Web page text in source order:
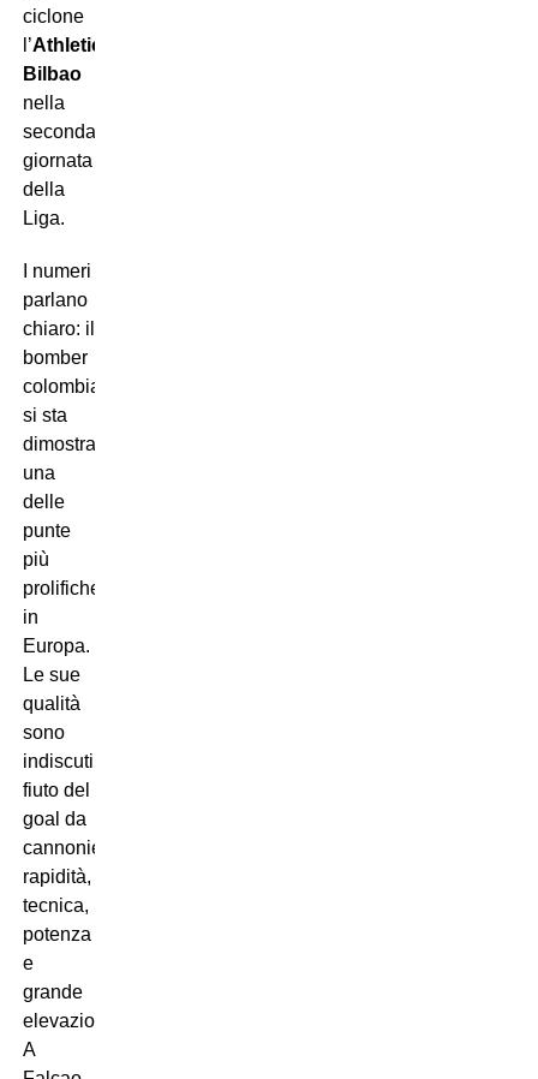
ciclone
l’Athletic
Bilbao
nella
seconda
giornata
della
Liga.
I numeri
parlano
chiaro: il
bomber
colombiano
si sta
dimostrando
una
delle
punte
più
prolifiche
in
Europa.
Le sue
qualità
sono
indiscutibili:
fiuto del
goal da
cannoniere,
rapidità,
tecnica,
potenza
e
grande
elevazione.
A